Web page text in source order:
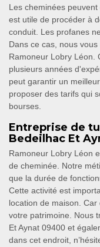
Les cheminées
est utile de procéder à
conduit. Les profanes
Dans ce cas, nous
Ramoneur Lobry Léon.
plusieurs années
peut garantir un
proposer des tarifs qui
bourses.
Entreprise de
Bedeilhac Et
Ramoneur Lobry Léon
de cheminée. Notre
que la durée de
Cette activité est
location de maison. Car
votre patrimoine. Nous
Et Aynat 09400 et
dans cet endroit,